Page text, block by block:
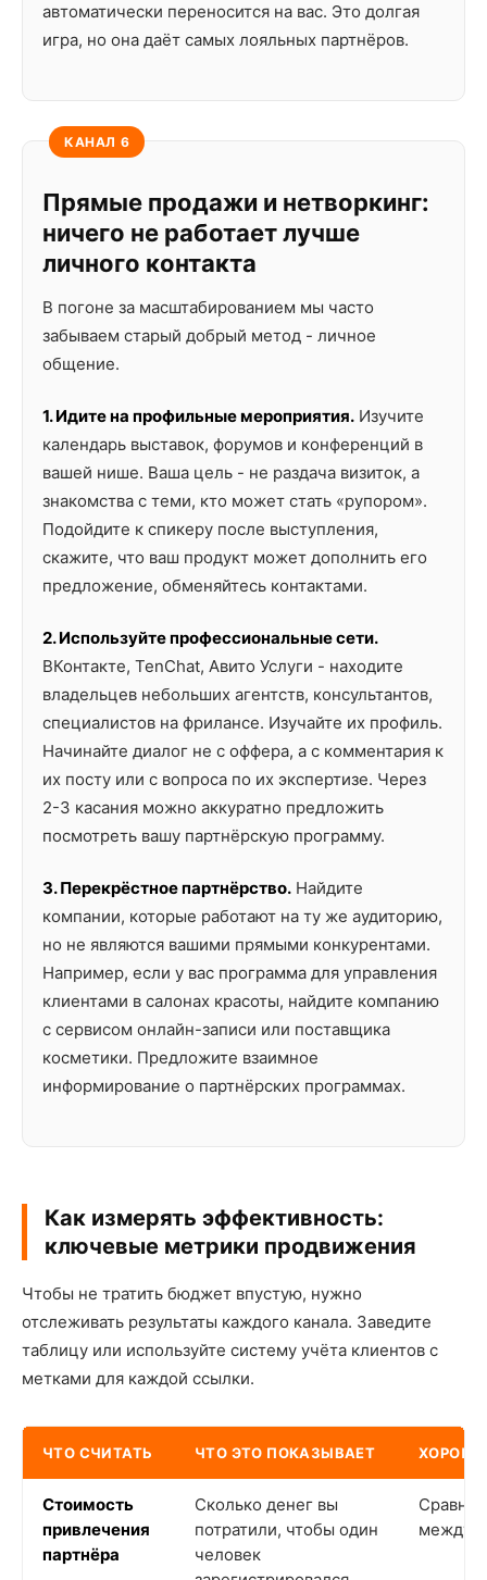
автоматически переносится на вас. Это долгая
игра, но она даёт самых лояльных партнёров.
КАНАЛ 6
Прямые продажи и нетворкинг:
ничего не работает лучше
личного контакта
В погоне за масштабированием мы часто
забываем старый добрый метод - личное
общение.
1. Идите на профильные мероприятия. Изучите
календарь выставок, форумов и конференций в
вашей нише. Ваша цель - не раздача визиток, а
знакомства с теми, кто может стать «рупором».
Подойдите к спикеру после выступления,
скажите, что ваш продукт может дополнить его
предложение, обменяйтесь контактами.
2. Используйте профессиональные сети.
ВКонтакте, TenChat, Авито Услуги - находите
владельцев небольших агентств, консультантов,
специалистов на фрилансе. Изучайте их профиль.
Начинайте диалог не с оффера, а с комментария к
их посту или с вопроса по их экспертизе. Через
2-3 касания можно аккуратно предложить
посмотреть вашу партнёрскую программу.
3. Перекрёстное партнёрство. Найдите
компании, которые работают на ту же аудиторию,
но не являются вашими прямыми конкурентами.
Например, если у вас программа для управления
клиентами в салонах красоты, найдите компанию
с сервисом онлайн-записи или поставщика
косметики. Предложите взаимное
информирование о партнёрских программах.
Как измерять эффективность:
ключевые метрики продвижения
Чтобы не тратить бюджет впустую, нужно
отслеживать результаты каждого канала. Заведите
таблицу или используйте систему учёта клиентов с
метками для каждой ссылки.
ЧТО СЧИТАТЬ ЧТО ЭТО ПОКАЗЫВАЕТ
Стоимость
привлечения
партнёра
Сколько денег вы
потратили, чтобы один
человек
между